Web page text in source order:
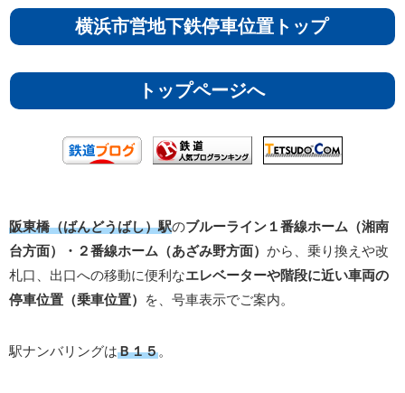
横浜市営地下鉄停車位置トップ
トップページへ
阪東橋（ばんどうばし）駅のブルーライン１番線ホーム（湘南
台方面）・２番線ホーム（あざみ野方面） から、乗り換えや改
札口、出口への移動に便利なエレベーターや階段に近い車両の
停車位置（乗車位置）
を、号車表示でご案内。
駅ナンバリングはＢ１５。